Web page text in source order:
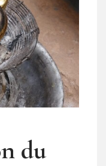
du